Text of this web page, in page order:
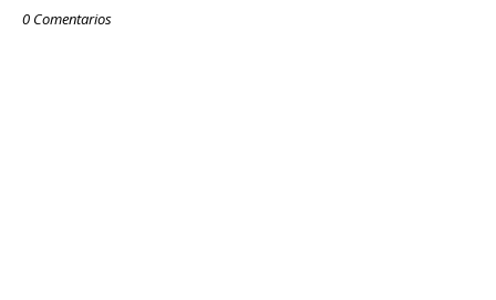
0 Comentarios